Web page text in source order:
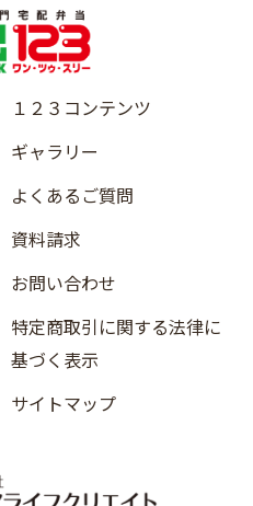
１２３コンテンツ
ギャラリー
よくあるご質問
資料請求
お問い合わせ
特定商取引に関する法律に
基づく表示
サイトマップ